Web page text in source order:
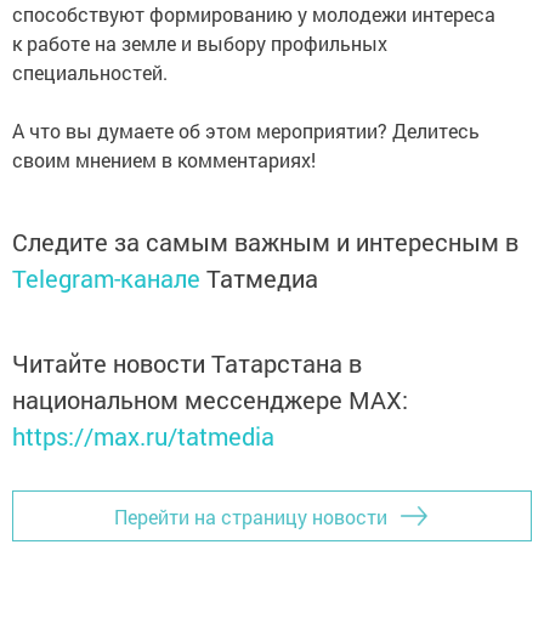
способствуют формированию у молодежи интереса
к работе на земле и выбору профильных
специальностей.
А что вы думаете об этом мероприятии? Делитесь
своим мнением в комментариях!
Следите за самым важным и интересным в
Telegram-канале Татмедиа
Читайте новости Татарстана в
национальном мессенджере MАХ:
https://max.ru/tatmedia
Перейти на страницу новости